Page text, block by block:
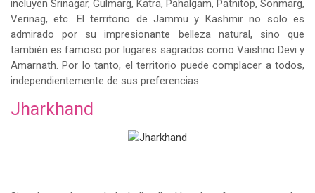
incluyen Srinagar, Gulmarg, Katra, Pahalgam, Patnitop, Sonmarg,
Verinag, etc. El territorio de Jammu y Kashmir no solo es
admirado por su impresionante belleza natural, sino que
también es famoso por lugares sagrados como Vaishno Devi y
Amarnath. Por lo tanto, el territorio puede complacer a todos,
independientemente de sus preferencias.
Jharkhand